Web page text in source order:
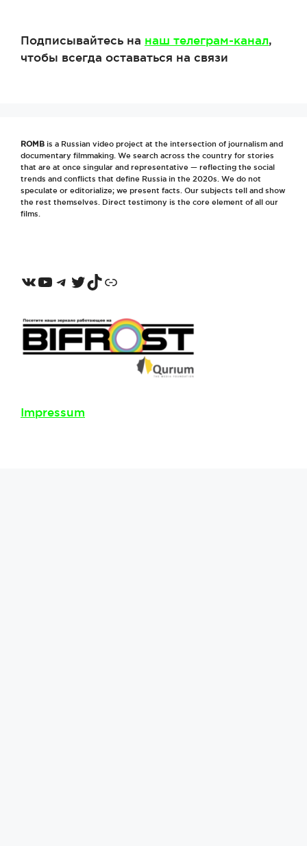
Подписывайтесь на наш телеграм-канал,
чтобы всегда оставаться на связи
ROMB is a Russian video project at the intersection of journalism and
documentary filmmaking. We search across the country for stories
that are at once singular and representative — reflecting the social
trends and conflicts that define Russia in the 2020s. We do not
speculate or editorialize; we present facts. Our subjects tell and show
the rest themselves. Direct testimony is the core element of all our
films.
VKontakte
YouTube
Telegram
Twitter
TikTok
Odnoklassniki
Impressum